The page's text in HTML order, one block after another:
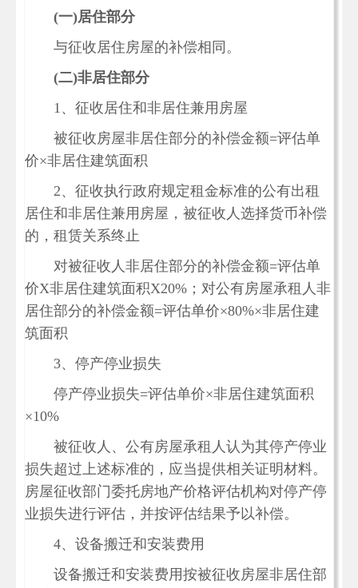
(一)居住部分
与征收居住房屋的补偿相同。
(二)非居住部分
1、征收居住和非居住兼用房屋
被征收房屋非居住部分的补偿金额=评估单
价×非居住建筑面积
2、征收执行政府规定租金标准的公有出租
居住和非居住兼用房屋，被征收人选择货币补偿
的，租赁关系终止
对被征收人非居住部分的补偿金额=评估单
价X非居住建筑面积X20%；对公有房屋承租人非
居住部分的补偿金额=评估单价×80%×非居住建
筑面积
3、停产停业损失
停产停业损失=评估单价×非居住建筑面积
×10%
被征收人、公有房屋承租人认为其停产停业
损失超过上述标准的，应当提供相关证明材料。
房屋征收部门委托房地产价格评估机构对停产停
业损失进行评估，并按评估结果予以补偿。
4、设备搬迁和安装费用
设备搬迁和安装费用按被征收房屋非居住部